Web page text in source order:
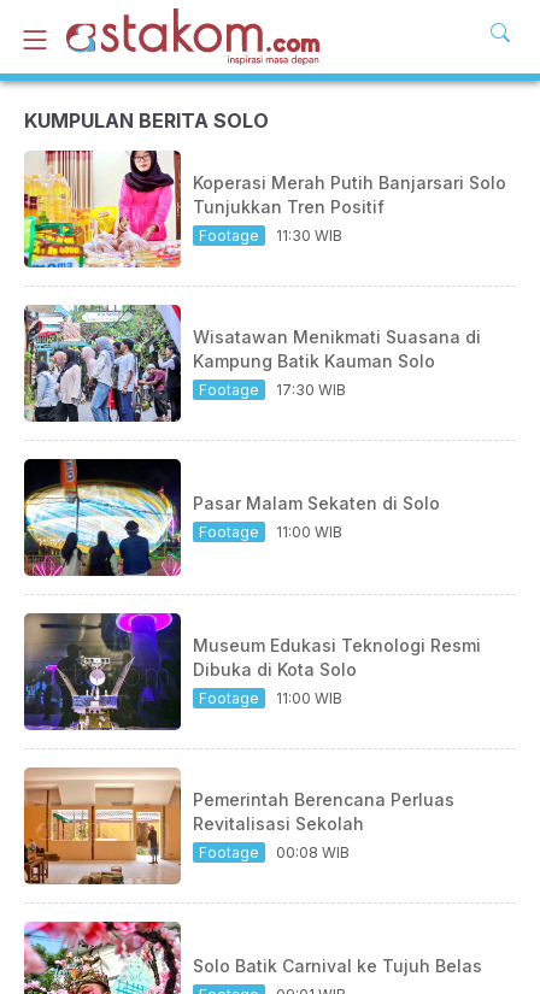
KUMPULAN BERITA SOLO
Koperasi Merah Putih Banjarsari Solo
Tunjukkan Tren Positif
Footage 11:30 WIB
Wisatawan Menikmati Suasana di
Kampung Batik Kauman Solo
Footage 17:30 WIB
Pasar Malam Sekaten di Solo
Footage 11:00 WIB
Museum Edukasi Teknologi Resmi
Dibuka di Kota Solo
Footage 11:00 WIB
Pemerintah Berencana Perluas
Revitalisasi Sekolah
Footage 00:08 WIB
Solo Batik Carnival ke Tujuh Belas